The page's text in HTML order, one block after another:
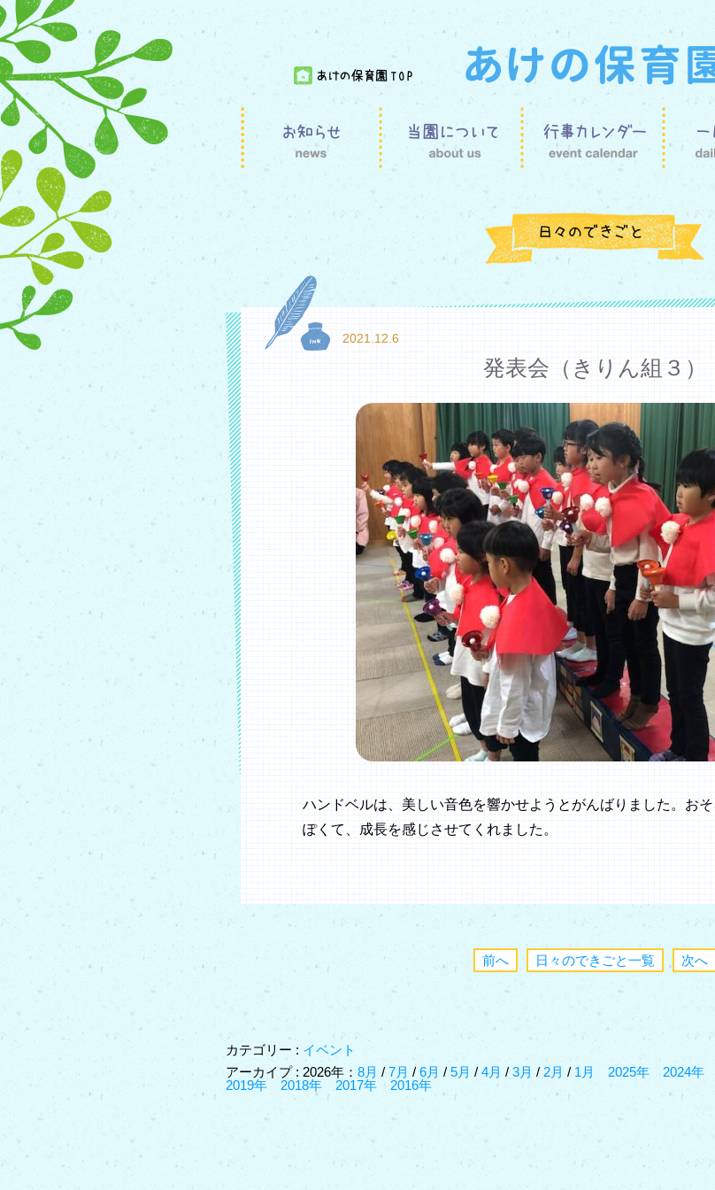
2021.12.6
発表会（きりん組３）
ハンドベルは、美しい音色を響かせようとがんばりました。お
ぽくて、成長を感じさせてくれました。
前へ 日々のできごと一覧 次へ
カテゴリー : イベント
アーカイプ : 2026年： 8月 / 7月 / 6月 / 5月 / 4月 / 3月 / 2月 / 1月 2025年 2024年
2019年
2018年 2017年 2016年